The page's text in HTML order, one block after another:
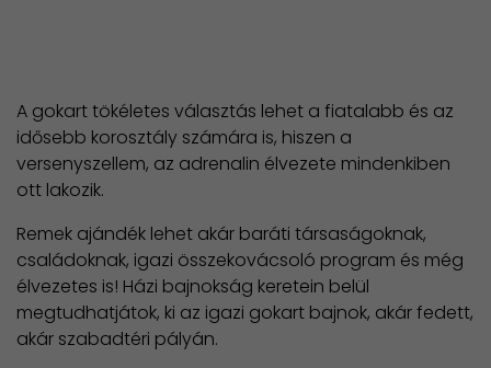
A gokart tökéletes választás lehet a fiatalabb és az
idősebb korosztály számára is, hiszen a
versenyszellem, az adrenalin élvezete mindenkiben
ott lakozik.
Remek ajándék lehet akár baráti társaságoknak,
családoknak, igazi összekovácsoló program és még
élvezetes is! Házi bajnokság keretein belül
megtudhatjátok, ki az igazi gokart bajnok, akár fedett,
akár szabadtéri pályán.